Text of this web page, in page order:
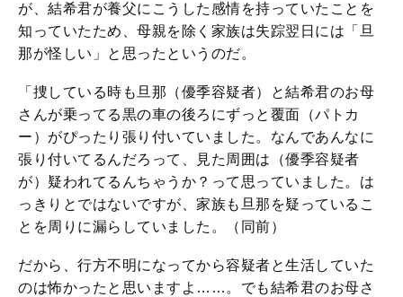
が、結希君が養父にこうした感情を持っていたことを
知っていたため、母親を除く家族は失踪翌日には「旦
那が怪しい」と思ったというのだ。
「捜している時も旦那（優季容疑者）と結希君のお母
さんが乗ってる黒の車の後ろにずっと覆面（パトカ
ー）がぴったり張り付いていました。なんであんなに
張り付いてるんだろって、見た周囲は（優季容疑者
が）疑われてるんちゃうか？って思っていました。は
っきりとではないですが、家族も旦那を疑っているこ
とを周りに漏らしていました。（同前）
だから、行方不明になってから容疑者と生活していた
のは怖かったと思いますよ……。でも結希君のお母さ